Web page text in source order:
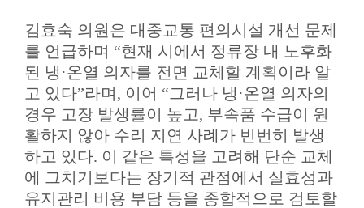
김효숙 의원은 대중교통 편의시설 개선 문제
를 언급하며 “현재 시에서 정류장 내 노후화
된 냉 ·온열 의자를 전면 교체할 계획이라 알
고 있다”라며 , 이어 “그러나 냉 ·온열 의자의
경우 고장 발생률이 높고, 부속품 수급이 원
활하지 않아 수리 지연 사례가 빈번히 발생
하고 있다. 이 같은 특성을 고려해 단순 교체
에 그치기보다는 장기적 관점에서 실효성과
유지관리 비용 부담 등을 종합적으로 검토할